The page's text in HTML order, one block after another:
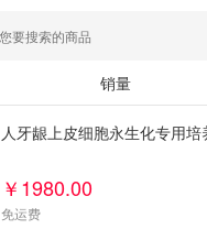
销量
人牙龈上皮细胞永生化专用
￥1980.00
免运费